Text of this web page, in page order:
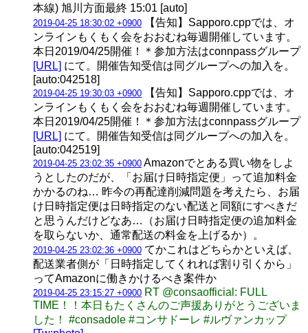
本線) 旭川方面最終 15:01 [auto]
2019-04-25 18:30:02 +0900 【告知】Sapporo.cppでは、オ
ンラインもくもく会をおおむね毎週開催しています。
本日2019/04/25開催！＊参加方法はconnpassグループ
[URL] にて。開催告知受信は同グループへの加入を。
[auto:042518]
2019-04-25 19:30:03 +0900 【告知】Sapporo.cppでは、オ
ンラインもくもく会をおおむね毎週開催しています。
本日2019/04/25開催！＊参加方法はconnpassグループ
[URL] にて。開催告知受信は同グループへの加入を。
[auto:042519]
2019-04-25 23:02:35 +0900 Amazonでとある買い物をしよ
うとしたのだが、「お届け日時指定便」って追加料金
かかるのね… 昨今の再配達削減問題を考えたら、お届
け日時指定便は日時指定のない配送と同額にすべきだ
と思うんだけどなあ…（お届け日時指定便の追加料金
を取らないか、通常配送の料金を上げるか）。
2019-04-25 23:02:36 +0900 てかこれはどちらかといえば、
配送業者側が「日時指定してくれれば割り引くから」
ってAmazonに働きかけるべき案件か
2019-04-25 23:15:27 +0900 RT @consaofficial: FULL
TIME！！本日もたくさんのご声援ありがとうございま
した！ #consadole #コンサドーレ #ルヴァンカップ